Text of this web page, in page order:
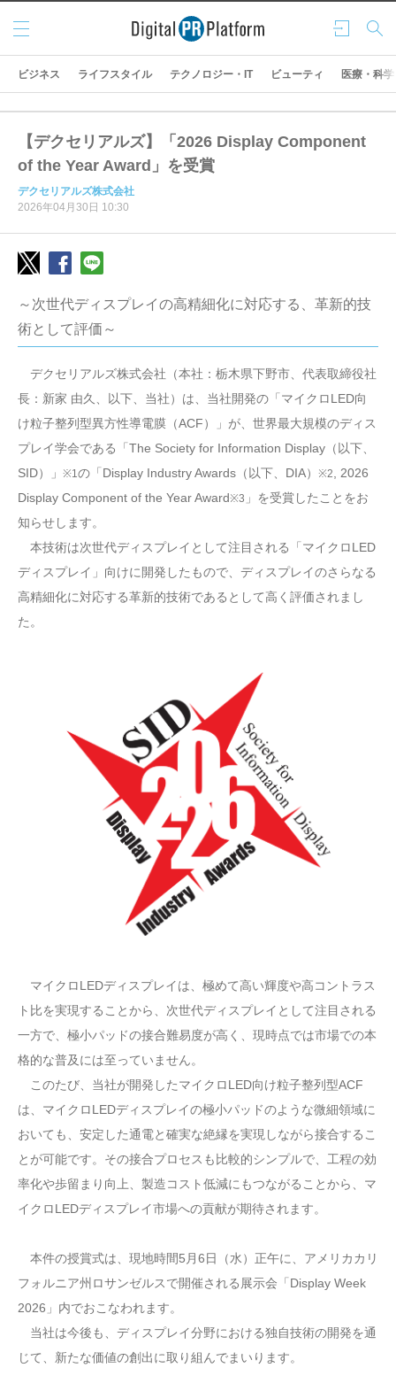
ログ
イン
検索
メニ
ュー
ビジネス ライフスタイル テクノロジー・IT ビューティ 医療・科学
【デクセリアルズ】「2026 Display Component
of the Year Award」を受賞
デクセリアルズ株式会社
2026年04月30日 10:30
～次世代ディスプレイの高精細化に対応する、革新的技
術として評価～
デクセリアルズ株式会社（本社：栃木県下野市、代表取締役社
長：新家 由久、以下、当社）は、当社開発の「マイクロLED向
け粒子整列型異方性導電膜（ACF）」が、世界最大規模のディス
プレイ学会である「The Society for Information Display（以下、
SID）」 ※1の「Display Industry Awards（以下、DIA） ※2
, 2026
Display Component of the Year Award※3 」を受賞したことをお
知らせします。
本技術は次世代ディスプレイとして注目される「マイクロLED
ディスプレイ」向けに開発したもので、ディスプレイのさらなる
高精細化に対応する革新的技術であるとして高く評価されまし
た。
マイクロLEDディスプレイは、極めて高い輝度や高コントラス
ト比を実現することから、次世代ディスプレイとして注目される
一方で、極小パッドの接合難易度が高く、現時点では市場での本
格的な普及には至っていません。
このたび、当社が開発したマイクロLED向け粒子整列型ACF
は、マイクロLEDディスプレイの極小パッドのような微細領域に
おいても、安定した通電と確実な絶縁を実現しながら接合するこ
とが可能です。その接合プロセスも比較的シンプルで、工程の効
率化や歩留まり向上、製造コスト低減にもつながることから、マ
イクロLEDディスプレイ市場への貢献が期待されます。
本件の授賞式は、現地時間5月6日（水）正午に、アメリカカリ
フォルニア州ロサンゼルスで開催される展示会「Display Week
2026」内でおこなわれます。
当社は今後も、ディスプレイ分野における独自技術の開発を通
じて、新たな価値の創出に取り組んでまいります。